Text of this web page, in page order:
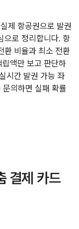
제 항공권으로 발권
으로 정리합니다. 항
환 비율과 최소 전환
액만 보고 판단하
시간 발권 가능 좌
문의하면 실패 확률
결제 카드